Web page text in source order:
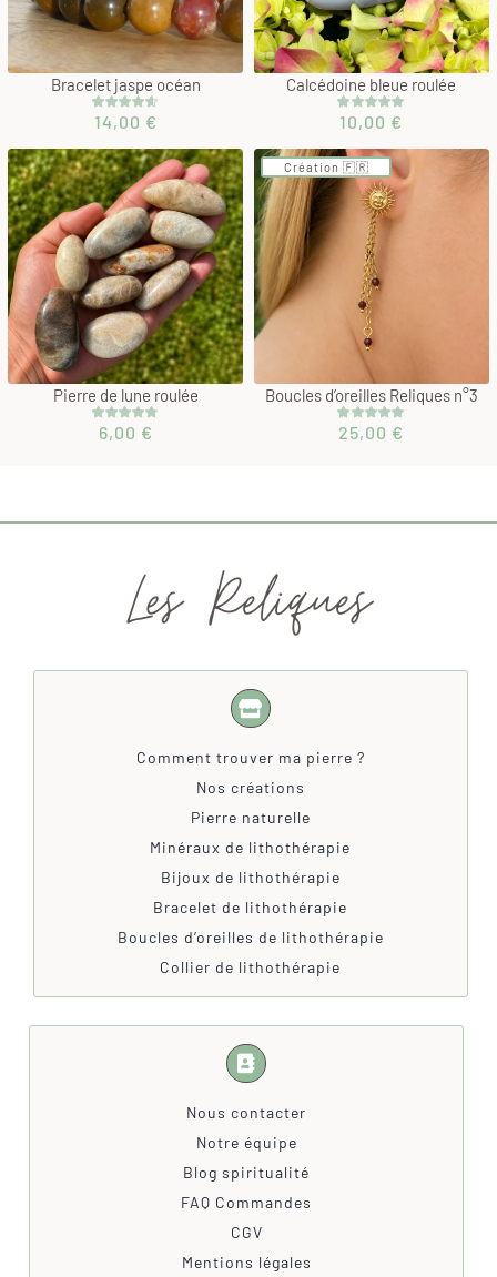
Bracelet jaspe océan
Noté4.50
sur
2
notations
client
14,00 €
Calcédoine bleue roulée
Noté5.00
sur
1
notation
client
10,00 €
Pierre de lune roulée
Noté4.67
6,00 €
Création 🇫🇷
Boucles d’oreilles Reliques n°3
Noté5.00
2
25,00 €
Comment trouver ma pierre ?
Nos créations
Pierre naturelle
Minéraux de lithothérapie
Bijoux de lithothérapie
Bracelet de lithothérapie
Boucles d’oreilles de lithothérapie
Collier de lithothérapie
Nous contacter
Notre équipe
Blog spiritualité
FAQ Commandes
CGV
Mentions légales